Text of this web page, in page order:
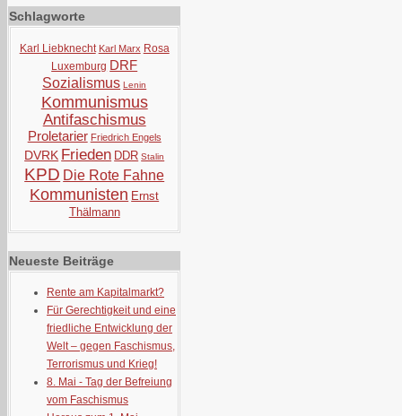
Schlagworte
Karl Liebknecht Karl Marx Rosa
Luxemburg DRF
Sozialismus Lenin
Kommunismus
Antifaschismus
Proletarier Friedrich Engels
DVRK Frieden DDR Stalin
KPD Die Rote Fahne
Kommunisten Ernst
Thälmann
Neueste Beiträge
Rente am Kapitalmarkt?
Für Gerechtigkeit und eine
friedliche Entwicklung der
Welt – gegen Faschismus,
Terrorismus und Krieg!
8. Mai - Tag der Befreiung
vom Faschismus